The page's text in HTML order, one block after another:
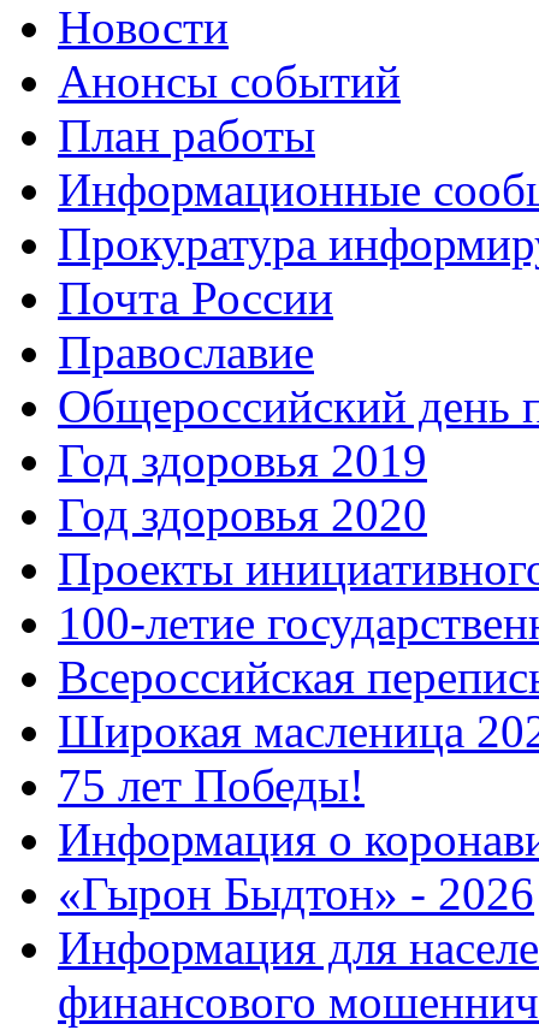
Новости
Анонсы событий
План работы
Информационные
Прокуратура
Почта России
Православие
Общероссийский день
Год здоровья 2019
Год здоровья 2020
Проекты
100-летие
Всероссийская
Широкая масленица
75 лет Победы!
Информация о
«Гырон Быдтон» - 2026
Информация для
финансового